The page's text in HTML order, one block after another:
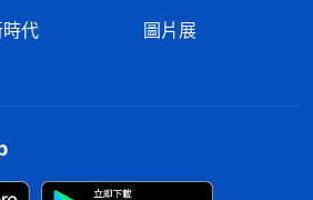
對你有幫助的話，可以分享給更
的困惑和問題，可以通過
代
圖片展